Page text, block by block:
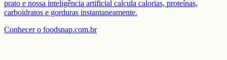
prato e nossa inteligência artificial calcula calorias, proteínas,
carboidratos e gorduras instantaneamente.
Conhecer o foodsnap.com.br